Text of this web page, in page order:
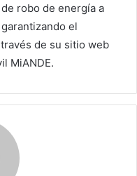
robo de energía a
el
de su sitio web
MiANDE.